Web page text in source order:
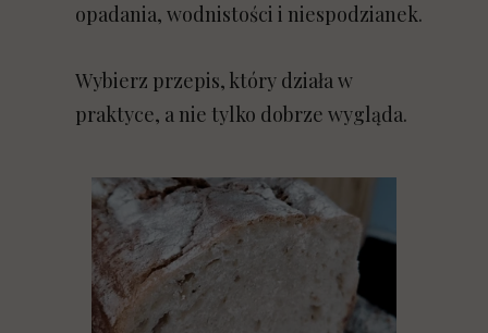
opadania, wodnistości i niespodzianek.
Wybierz przepis, który działa w
praktyce, a nie tylko dobrze wygląda.